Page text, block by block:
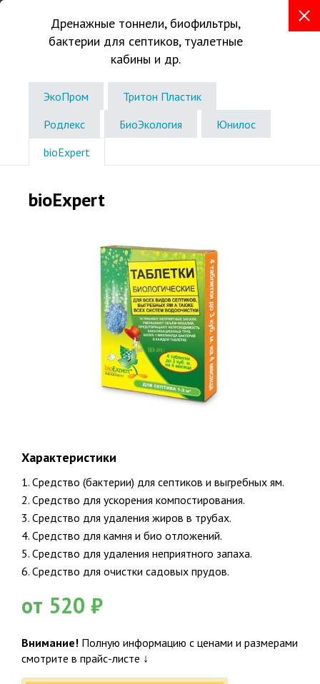
Закажите бесплатный расчет и
консультацию от эксперта сейчас!
Подтверждаю ознакомление и даю согласие на обработку
персональных данных в соответствии с Положением о
персональных данных.
Звоните без выходных
с 8:00 до 19:00
+7 (843) 207-13-43
Дренажные тоннели, биофильтры,
бактерии для септиков, туалетные
кабины и др.
ЭкоПром
Тритон Пластик
Родлекс
БиоЭкология
Юнилос
bioExpert
bioExpert
Характеристики
1. Средство (бактерии) для септиков и выгребных ям.
2. Средство для ускорения компостирования.
3. Средство для удаления жиров в трубах.
4. Средство для камня и био отложений.
5. Средство для удаления неприятного запаха.
6. Средство для очистки садовых прудов.
от 520 ₽
Внимание! Полную информацию с ценами и размерами
смотрите в прайс-листе ↓